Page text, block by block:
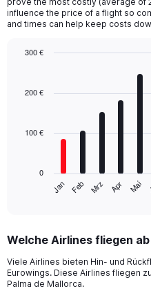
influence the price of a flight so
and times can help keep costs
with
The
Range:
12
categories.
The
Jan Feb Mrz Apr Mai
0
100 €
200 €
300 €
Welche Airlines fliegen ab
Viele Airlines bieten Hin- und
Eurowings. Diese Airlines fliegen
Palma de Mallorca.